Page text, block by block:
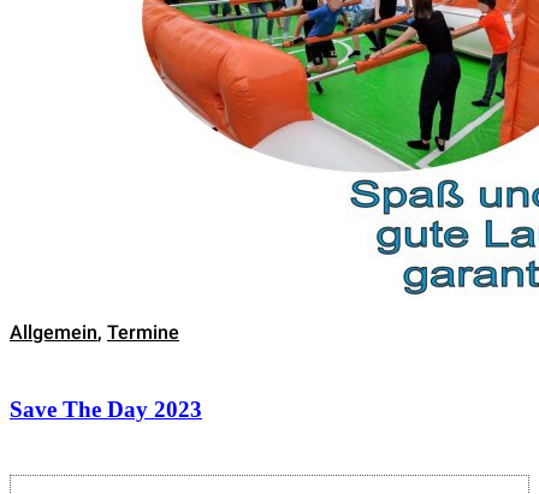
Allgemein, Termine
Save The Day 2023